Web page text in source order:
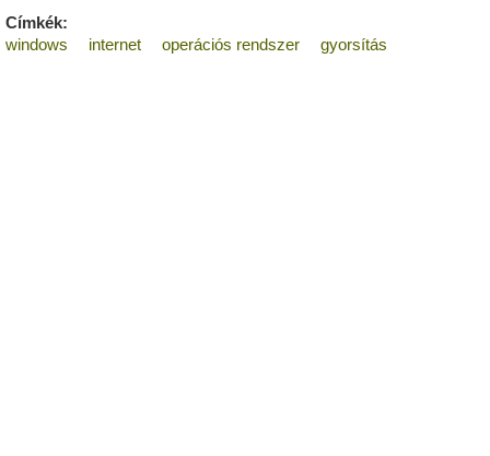
Címkék:
windows
internet operációs rendszer gyorsítás